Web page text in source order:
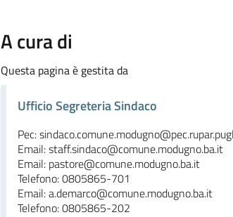
A cura di
Questa pagina è gestita da
Ufficio Segreteria Sindaco
Pec:
Email: staff.sindaco@comune.modugno.ba.it
Email: pastore@comune.modugno.ba.it
Telefono: 0805865-701
Email: a.demarco@comune.modugno.ba.it
Telefono: 0805865-202